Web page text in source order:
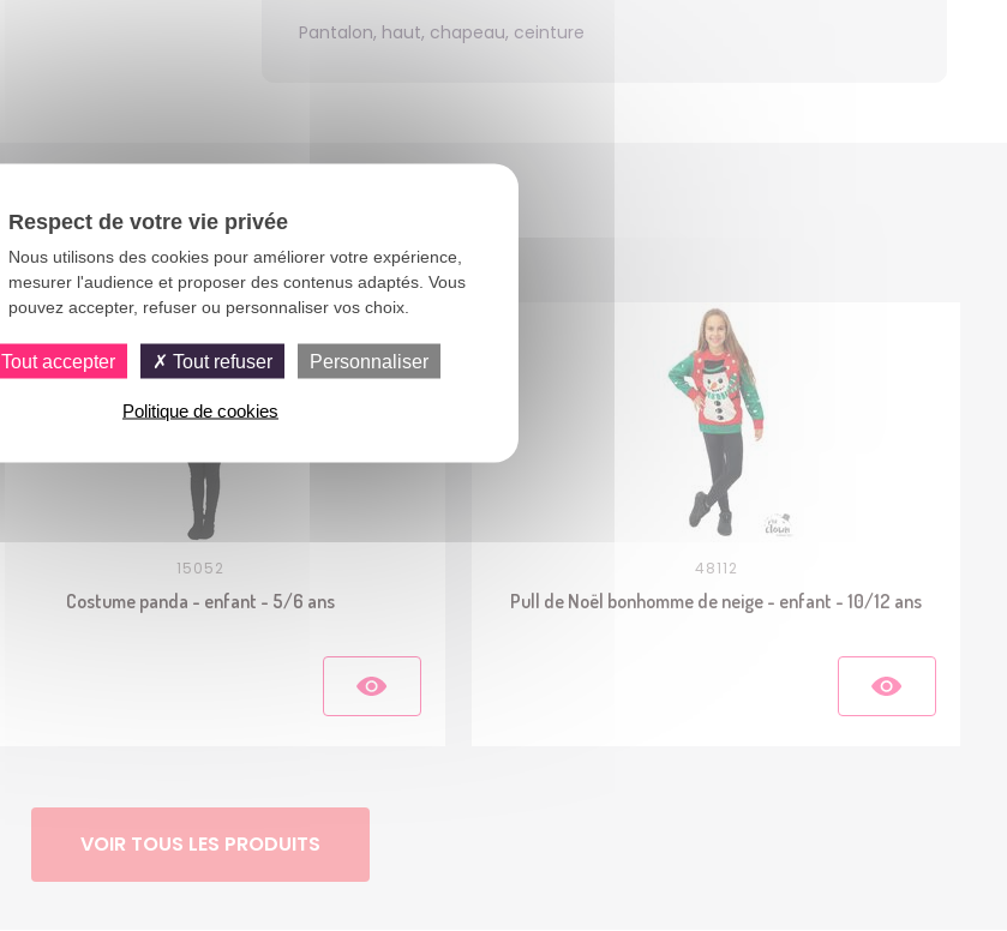
Pantalon, haut, chapeau, ceinture
Vous aimerez aussi
15052
Costume panda - enfant - 5/6 ans
48112
Pull de Noël bonhomme de neige - enfant - 10/12 ans
VOIR TOUS LES PRODUITS
Respect de votre vie privée
Nous utilisons des cookies pour améliorer votre expérience,
mesurer l'audience et proposer des contenus adaptés. Vous
pouvez accepter, refuser ou personnaliser vos choix.
Tout accepter Tout refuser Personnaliser
Politique de cookies